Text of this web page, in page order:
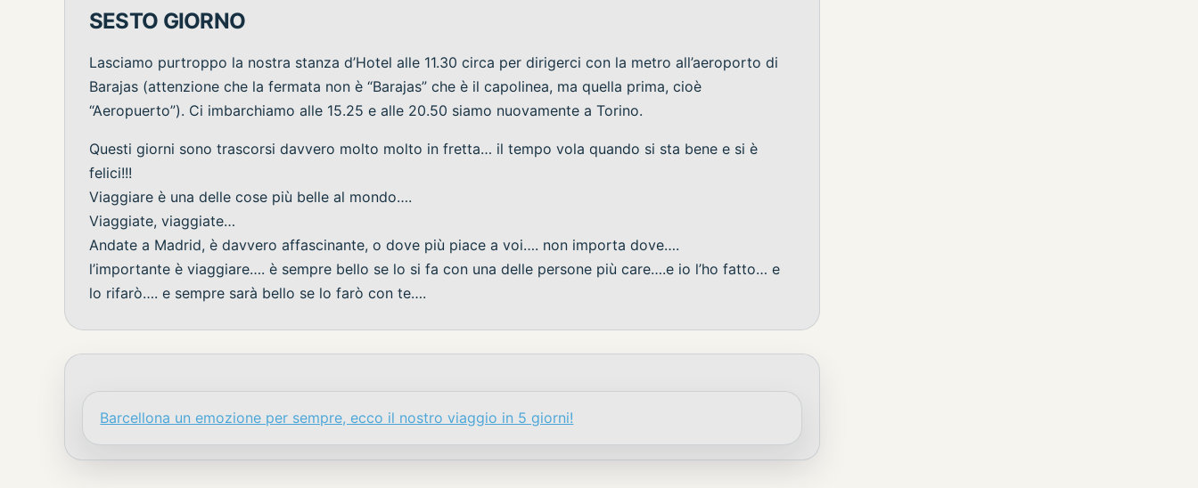
SESTO GIORNO
Lasciamo purtroppo la nostra stanza d’Hotel alle 11.30 circa per dirigerci con la metro all’aeroporto di
Barajas (attenzione che la fermata non è “Barajas” che è il capolinea, ma quella prima, cioè
“Aeropuerto”). Ci imbarchiamo alle 15.25 e alle 20.50 siamo nuovamente a Torino.
Questi giorni sono trascorsi davvero molto molto in fretta… il tempo vola quando si sta bene e si è
felici!!!
Viaggiare è una delle cose più belle al mondo….
Viaggiate, viaggiate…
Andate a Madrid, è davvero affascinante, o dove più piace a voi…. non importa dove….
l’importante è viaggiare…. è sempre bello se lo si fa con una delle persone più care….e io l’ho fatto… e
lo rifarò…. e sempre sarà bello se lo farò con te….
Navigazione articoli
Barcellona un emozione per sempre, ecco il nostro viaggio in 5 giorni!